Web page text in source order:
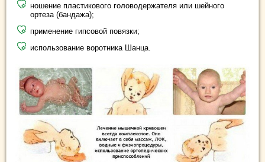
ношение пластикового головодержателя или шейного
ортеза (бандажа);
применение гипсовой повязки;
использование воротника Шанца.